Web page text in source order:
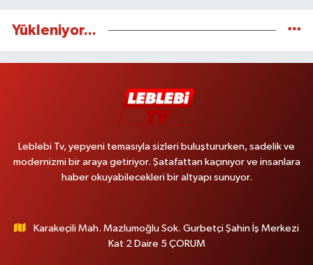
Yükleniyor...
Leblebi Tv, yepyeni temasıyla sizleri buluştururken, sadelik ve
modernizmi bir araya getiriyor. Şatafattan kaçınıyor ve insanlara
haber okuyabilecekleri bir altyapı sunuyor.
Karakeçili Mah. Mazlumoğlu Sok. Gurbetçi Şahin İş Merkezi
Kat 2 Daire 5 ÇORUM